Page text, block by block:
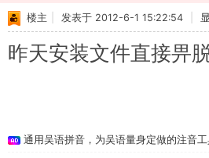
楼主 发表于 2012-6-1 15:22:54
昨天安装文件直接畀
通用吴语拼音，为吴语量身定做的注音